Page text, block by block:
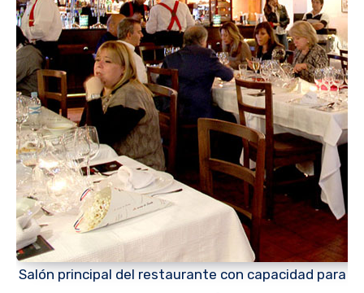
Salón principal del restaurante con capacidad para